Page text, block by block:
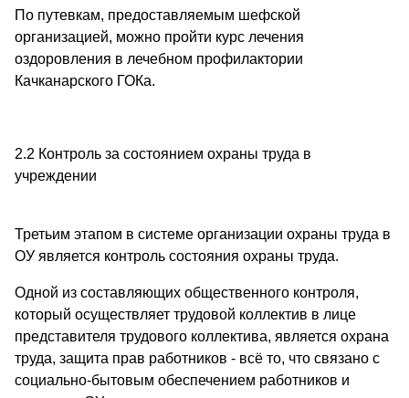
По путевкам, предоставляемым шефской
организацией, можно пройти курс лечения
оздоровления в лечебном профилактории
Качканарского ГОКа.
2.2 Контроль за состоянием охраны труда в
учреждении
Третьим этапом в системе организации охраны труда в
ОУ является контроль состояния охраны труда.
Одной из составляющих общественного контроля,
который осуществляет трудовой коллектив в лице
представителя трудового коллектива, является охрана
труда, защита прав работников - всё то, что связано с
социально-бытовым обеспечением работников и